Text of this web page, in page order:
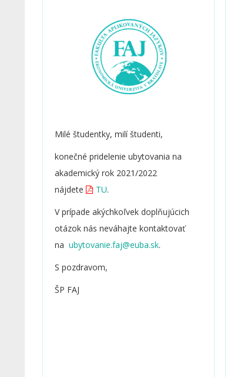
Milé študentky, milí študenti,
konečné pridelenie ubytovania na
akademický rok 2021/2022
nájdete
TU.
V prípade akýchkoľvek doplňujúcich
otázok nás neváhajte kontaktovať
na
.
S pozdravom,
ŠP FAJ